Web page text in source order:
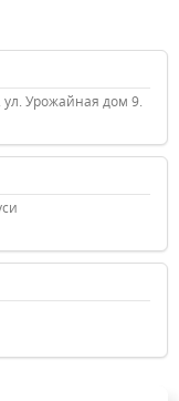
Урожайная дом 9.